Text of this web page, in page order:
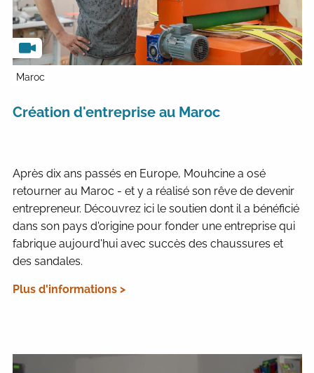
Maroc
Création d'entreprise au Maroc
Après dix ans passés en Europe, Mouhcine a osé
retourner au Maroc - et y a réalisé son rêve de devenir
entrepreneur. Découvrez ici le soutien dont il a bénéficié
dans son pays d'origine pour fonder une entreprise qui
fabrique aujourd'hui avec succès des chaussures et
des sandales.
Plus d'informations >